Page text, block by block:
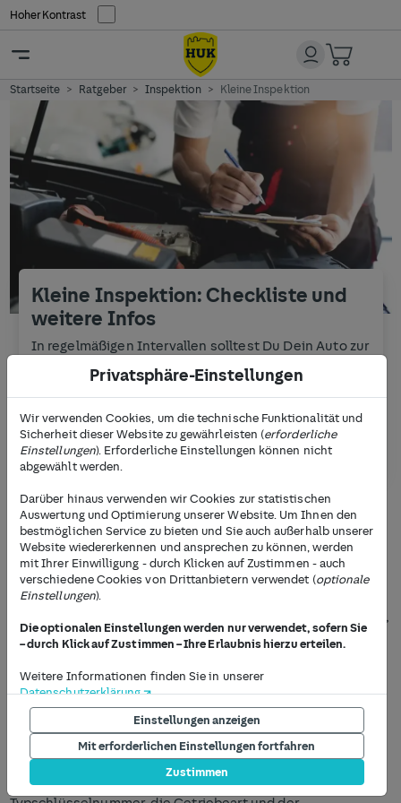
Privatsphäre-Einstellungen
Wir verwenden Cookies, um die technische Funktionalität und
Sicherheit dieser Website zu gewährleisten (erforderliche
Einstellungen). Erforderliche Einstellungen können nicht
abgewählt werden.
Darüber hinaus verwenden wir Cookies zur statistischen
Auswertung und Optimierung unserer Website. Um Ihnen den
bestmöglichen Service zu bieten und Sie auch außerhalb unserer
Website wiedererkennen und ansprechen zu können, werden
mit Ihrer Einwilligung - durch Klicken auf Zustimmen - auch
verschiedene Cookies von Drittanbietern verwendet (optionale
Einstellungen).
Die optionalen Einstellungen werden nur verwendet, sofern Sie
– durch Klick auf Zustimmen – Ihre Erlaubnis hierzu erteilen.
Weitere Informationen finden Sie in unserer
Datenschutzerklärung
.
Die Möglichkeit, Ihre Einstellungen jederzeit anzupassen, finden
Sie am Ende jeder Seite unter dem Punkt "Privatsphäre
Einstellungen". Um Einstellungen jetzt vorzunehmen, drücken
Sie auf den Button "Einstellungen anzeigen" unterhalb dieses
Textes.
Einstellungen anzeigen
Mit erforderlichen Einstellungen fortfahren
Zustimmen
Hoher Kontrast
Startseite Ratgeber Inspektion Kleine Inspektion
Kleine Inspektion: Checkliste und
weitere Infos
In regelmäßigen Intervallen solltest Du Dein Auto zur
Du die passende Werkstatt in Deiner Nähe und
kannst online einen Termin vereinbaren.
Jetzt Inspektion buchen
Kleine Inspektion für Dein Auto
Nach etwa 30.000 Kilometern oder alle zwei Jahre fällt für
jedes Auto die Inspektion an. Diese ist nicht verpflichtend,
sollte aber zur Sicherstellung der Fahrtüchtigkeit Deines
die passende Werkstatt in Deiner Nähe zu finden. Wähle
aus über 450 Partner an 200 Standorten aus und vereinbare
Deinen Termin noch heute.
Individuelles Angebot auf Anfrage
Bei Deiner Anfrage werden einige Informationen über Dein
Kfz abgefragt. Dazu gehören zum Beispiel die Marke und das
Modell Deines Autos, Allgemeine Fahrzeuginformationen
wie die Herstellerschlüsselnummer und